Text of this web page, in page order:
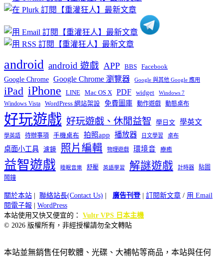
類
android android 遊戲 APP BBS Facebook
Google Chrome Google Chrome 瀏覽器 Google 與其他 Google 應用
iPad iPhone LINE Mac OS X PDF widget Windows 7
Windows Vista WordPress 網站架設 免費圖庫 動作遊戲 動態桌布
好玩遊戲 好玩遊戲、休閒益智 學日文 學英文
學英語 待辦事項 手機桌布 拍照app 播放器 日文學習 桌布
桌面小工具 濾鏡 照片編輯 物理遊戲 環境音 療癒
益智遊戲 睡眠音樂 舒壓 英語學習 解謎遊戲 計時器
貼圖
鬧鐘
關於本站 聯絡站長(Contact Us) 廣告刊登| 訂閱新文章 / 用 Email
閱電子報
WordPress
本站使用又快又便宜的： Vultr VPS 日本主機
© 2026 版權所有，非經授權請勿全文轉貼
本站並無銷售任何軟體、光碟、大補帖等商品，本站與任何